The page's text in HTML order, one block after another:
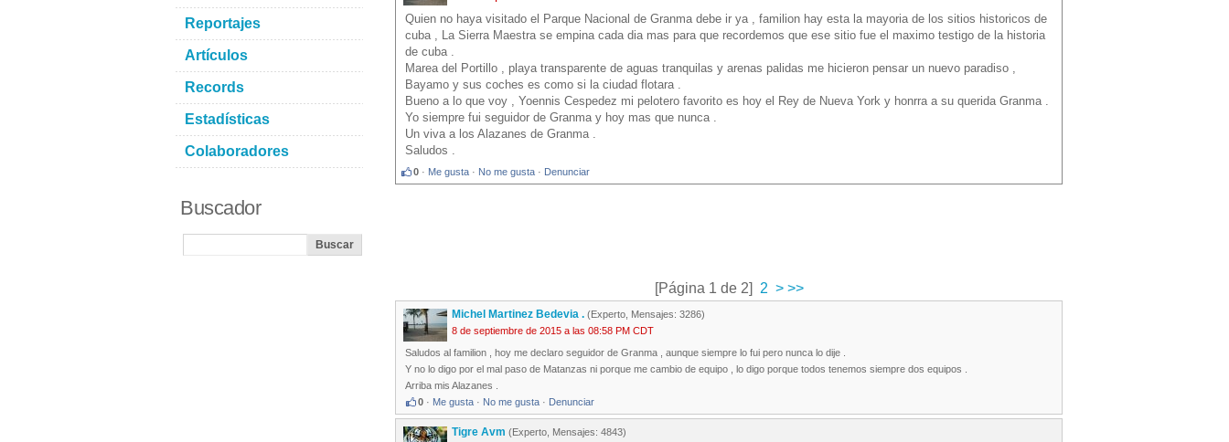
Quien no haya visitado el Parque Nacional de Granma debe ir ya , familion hay esta la mayoria de los sitios historicos de
cuba , La Sierra Maestra se empina cada dia mas para que recordemos que ese sitio fue el maximo testigo de la historia
de cuba .
Marea del Portillo , playa transparente de aguas tranquilas y arenas palidas me hicieron pensar un nuevo paradiso ,
Bayamo y sus coches es como si la ciudad flotara .
Bueno a lo que voy , Yoennis Cespedez mi pelotero favorito es hoy el Rey de Nueva York y honrra a su querida Granma .
Yo siempre fui seguidor de Granma y hoy mas que nunca .
Un viva a los Alazanes de Granma .
Saludos .
0 · Me gusta · No me gusta · Denunciar
[Página 1 de 2] 2 >>>
Michel Martinez Bedevia . (Experto, Mensajes: 3286)
8 de septiembre de 2015 a las 08:58 PM CDT
Saludos al familion , hoy me declaro seguidor de Granma , aunque siempre lo fui pero nunca lo dije .
Y no lo digo por el mal paso de Matanzas ni porque me cambio de equipo , lo digo porque todos tenemos siempre dos equipos .
Arriba mis Alazanes .
0 · Me gusta · No me gusta · Denunciar
Tigre Avm (Experto, Mensajes: 4843)
Reportajes
Artículos
Records
Estadísticas
Colaboradores
Buscador